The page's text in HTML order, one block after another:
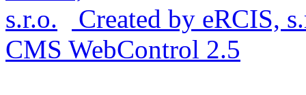
Created by eRCIS,
CMS WebControl 2.5